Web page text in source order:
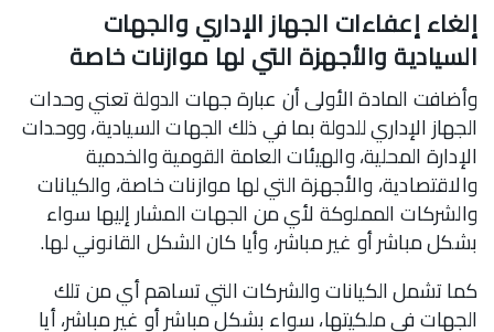
إلغاء إعفاءات الجهاز الإداري والجهات
السيادية والأجهزة التي لها موازنات خاصة
وأضافت المادة الأولى أن عبارة جهات الدولة تعني وحدات
الجهاز الإداري للدولة بما في ذلك الجهات السيادية، ووحدات
الإدارة المحلية، والهيئات العامة القومية والخدمية
والاقتصادية، والأجهزة التي لها موازنات خاصة، والكيانات
والشركات المملوكة لأي من الجهات المشار إليها سواء
بشكل مباشر أو غير مباشر، وأيا كان الشكل القانوني لها.
كما تشمل الكيانات والشركات التي تساهم أي من تلك
الجهات في ملكيتها، سواء بشكل مباشر أو غير مباشر، أيا